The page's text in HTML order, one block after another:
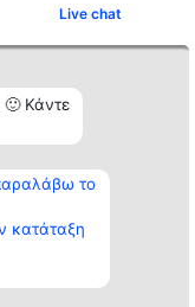
Live chat
Κάντε
το
κατάταξη
Επικοινωνία